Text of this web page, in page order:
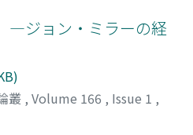
ジョン・ミラーの経
叢 , Volume 166 , Issue 1 ,